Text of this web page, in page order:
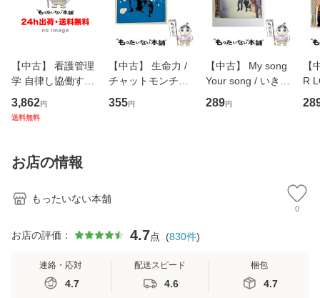
【中古】 看護管理
学 自律し協働する
専門職の看護マネ
ジメントスキル 改
恵 藤本幸三 / 南江
堂 [単行
3,862円
送料無料
【中古】 生命力 /
チャットモンチー /
キューンレコード
[CD]【メール便送
355円
【中古】 My song
Your song / いきも
のがかり / [CD]
【メール便送料無
289円
【
R
産
お店の情報
もったいない本舗
0
お店の評価： 4.7点 (830件)
連絡・応対
4.7
配送スピード
4.6
梱包
4.7